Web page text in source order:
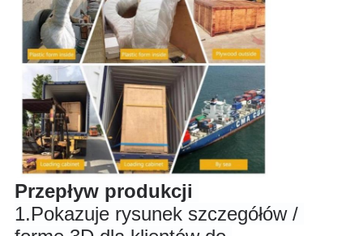
Przepływ produkcji
1.Pokazuje rysunek szczegółów /